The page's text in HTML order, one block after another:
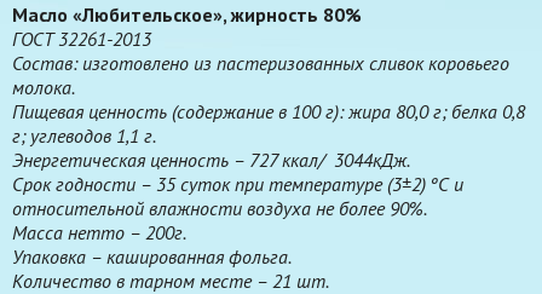
Масло «Любительское», жирность 80%
ГОСТ 32261-2013
Состав: изготовлено из пастеризованных сливок коровьего
молока.
Пищевая ценность (содержание в 100 г): жира 80,0 г; белка 0,8
г; углеводов 1,1 г.
Энергетическая ценность – 727 ккал/ 3044кДж.
Срок годности – 35 суток при температуре (3±2) ºС и
относительной влажности воздуха не более 90%.
Масса нетто – 200г.
Упаковка – кашированная фольга.
Количество в тарном месте – 21 шт.